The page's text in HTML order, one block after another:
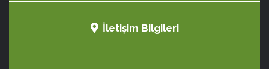
İletişim Bilgileri